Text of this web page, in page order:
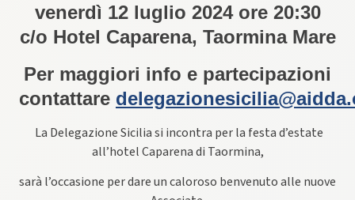
venerdì 12 luglio 2024 ore 20:30
c/o Hotel Caparena, Taormina Mare
Per maggiori info e partecipazioni
contattare
La Delegazione Sicilia si incontra per la festa d’estate
all’hotel Caparena di Taormina,
sarà l’occasione per dare un caloroso benvenuto alle nuove